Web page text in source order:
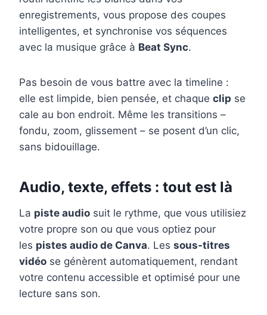
enregistrements, vous propose des coupes
intelligentes, et synchronise vos séquences
avec la musique grâce à Beat Sync.
Pas besoin de vous battre avec la timeline :
elle est limpide, bien pensée, et chaque clip se
cale au bon endroit. Même les transitions –
fondu, zoom, glissement – se posent d’un clic,
sans bidouillage.
Audio, texte, effets : tout est là
La piste audio suit le rythme, que vous utilisiez
votre propre son ou que vous optiez pour
les pistes audio de Canva. Les sous-titres
vidéo se génèrent automatiquement, rendant
votre contenu accessible et optimisé pour une
lecture sans son.